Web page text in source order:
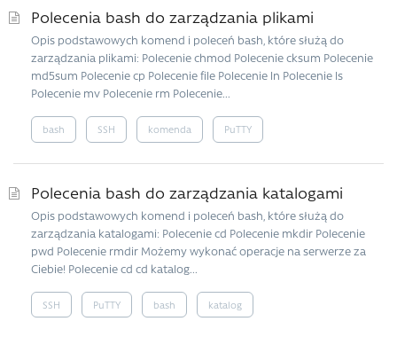
Polecenia bash do zarządzania plikami
Opis podstawowych komend i poleceń bash, które służą do
zarządzania plikami: Polecenie chmod Polecenie cksum Polecenie
md5sum Polecenie cp Polecenie file Polecenie ln Polecenie ls
Polecenie mv Polecenie rm Polecenie...
bash SSH komenda PuTTY
Polecenia bash do zarządzania katalogami
Opis podstawowych komend i poleceń bash, które służą do
zarządzania katalogami: Polecenie cd Polecenie mkdir Polecenie
pwd Polecenie rmdir Możemy wykonać operacje na serwerze za
Ciebie! Polecenie cd cd katalog...
SSH PuTTY bash katalog